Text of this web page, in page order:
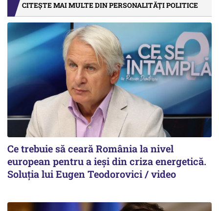
CITEȘTE MAI MULTE DIN PERSONALITĂȚI POLITICE
Ce trebuie să ceară România la nivel
european pentru a ieși din criza energetică.
Soluția lui Eugen Teodorovici / video